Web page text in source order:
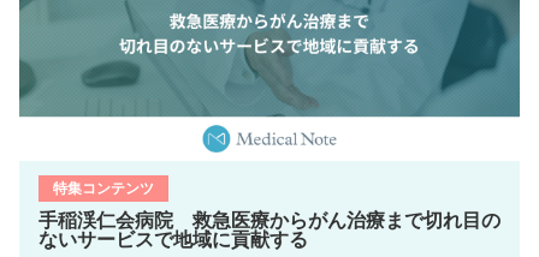
特集コンテンツ
手稲渓仁会病院 救急医療からがん治療まで切れ目の
ないサービスで地域に貢献する